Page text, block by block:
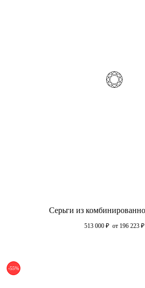
Серьги из
513 000 ₽ от 196 223 ₽
-55%